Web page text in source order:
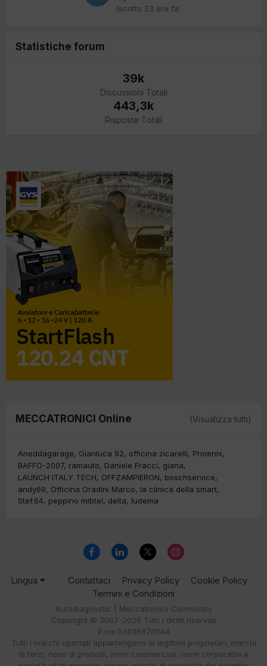
Iscritto 23 ore fa
Statistiche forum
39k
Discussioni Totali
443,3k
Risposte Totali
MECCATRONICI Online (Visualizza tutti)
Aneddagarage Gianluca 92 officina zicarelli
Phoenix
BAFFO-2007 ramauto Daniele Fracci
giana
LAUNCH ITALY TECH
OFFZAMPIERON
boschservice
andy69
Officina Oradini Marco
la clinica della smart
Stef.64
peppino mibtel delta ludema
Lingua Contattaci Privacy Policy
Cookie Policy
Termini e Condizioni
Autodiagnostic | Meccatronici Community
Copyright © 2007-2026 Tutti i diritti riservati
P.iva 03438870044
Tutti i marchi riportati appartengono ai legittimi proprietari; marchi
di terzi, nomi di prodotti, nomi commerciali, nomi corporativi e